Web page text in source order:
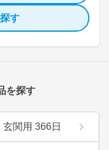
す
を探す
関用 366日